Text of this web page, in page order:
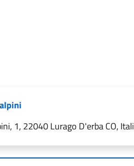
1, 22040 Lurago D'erba CO,